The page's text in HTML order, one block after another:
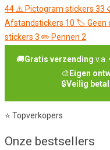
44 ⚠️ Pictogram stickers 33
Afstandstickers 10 🏷️ Geen
stickers 3 ✏️ Pennen 2
🚚Gratis verzending v.a.
🎨 Eigen
🔒Veilig
⭐ Topverkopers
Onze bestsellers